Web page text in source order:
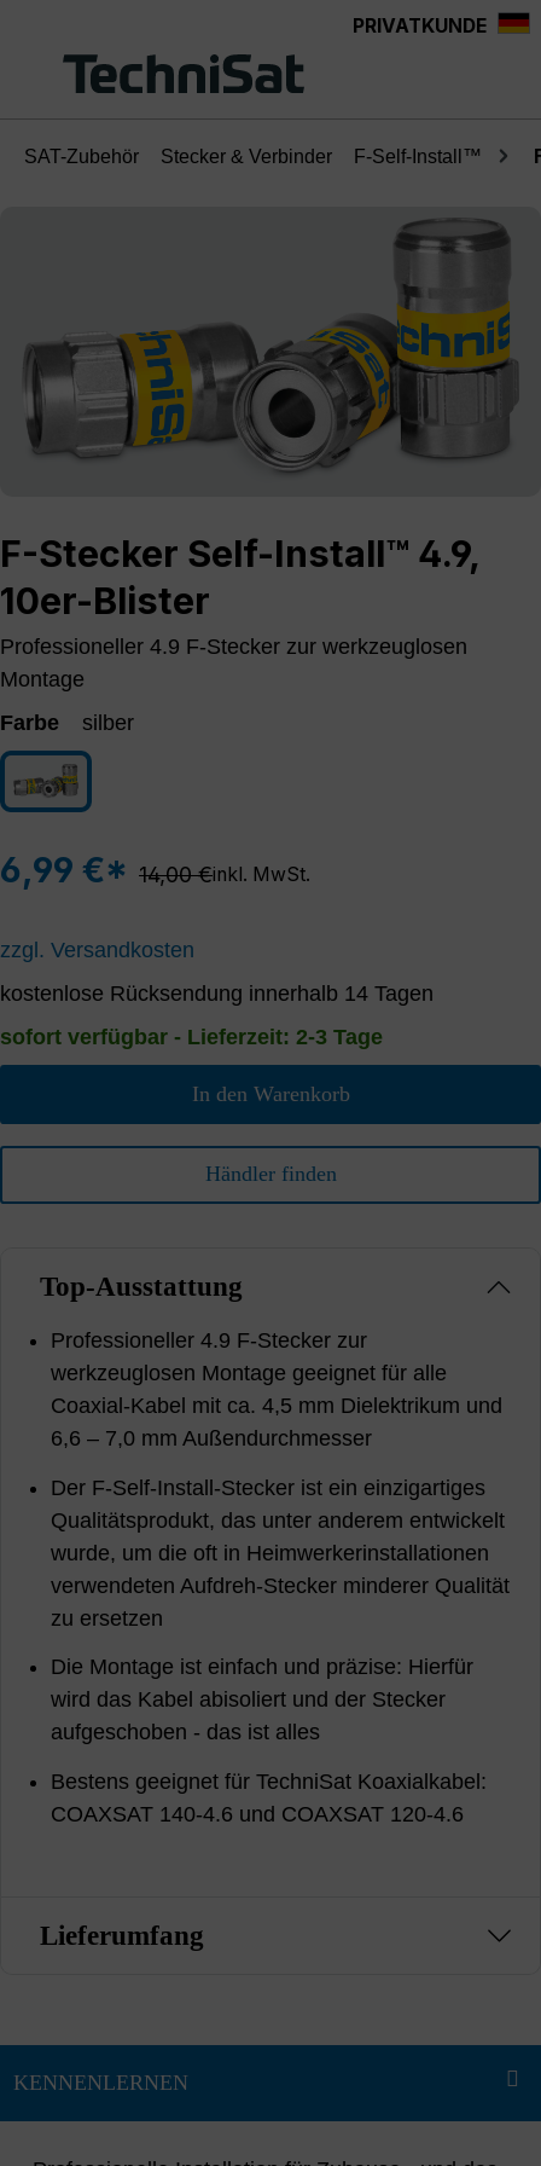
PRIVATKUNDE
SAT-Zubehör Stecker & Verbinder F-Self-Install™
F-Stecker Self-Install™ 4.9,
10er-Blister
Professioneller 4.9 F-Stecker zur werkzeuglosen
Montage
Farbe
silber
silber
6,99 €* Regulärer Preis:
14,00 €inkl. MwSt.
zzgl. Versandkosten
kostenlose Rücksendung innerhalb 14 Tagen
sofort verfügbar - Lieferzeit: 2-3 Tage
In den Warenkorb
Händler finden
Top-Ausstattung
Professioneller 4.9 F-Stecker zur
werkzeuglosen Montage geeignet für alle
Coaxial-Kabel mit ca. 4,5 mm Dielektrikum und
6,6 – 7,0 mm Außendurchmesser
Der F-Self-Install-Stecker ist ein einzigartiges
Qualitätsprodukt, das unter anderem entwickelt
wurde, um die oft in Heimwerkerinstallationen
verwendeten Aufdreh-Stecker minderer Qualität
zu ersetzen
Die Montage ist einfach und präzise: Hierfür
wird das Kabel abisoliert und der Stecker
aufgeschoben - das ist alles
Bestens geeignet für TechniSat Koaxialkabel:
COAXSAT 140-4.6 und COAXSAT 120-4.6
Lieferumfang